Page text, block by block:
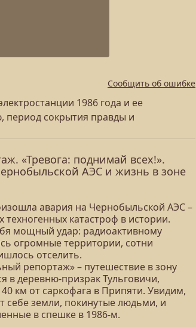
Сообщить об ошибке
1986 года и ее
период сокрытия правды и
«Тревога: поднимай всех!».
АЭС и жизнь в зоне
авария на Чернобыльской АЭС –
катастроф в истории.
мощный удар: радиоактивному
огромные территории, сотни
отселить.
репортаж» – путешествие в зону
в деревню‑призрак Тульговичи,
км от саркофага в Припяти. Увидим,
себе земли, покинутые людьми, и
в спешке в 1986‑м.